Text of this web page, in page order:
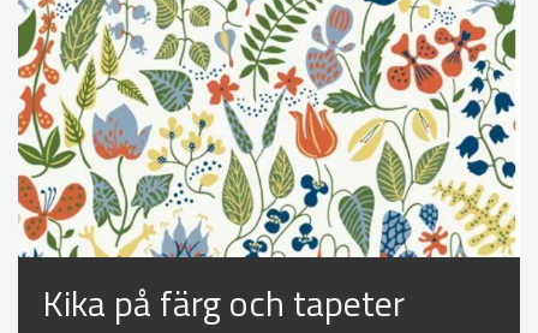
Kika på färg och tapeter